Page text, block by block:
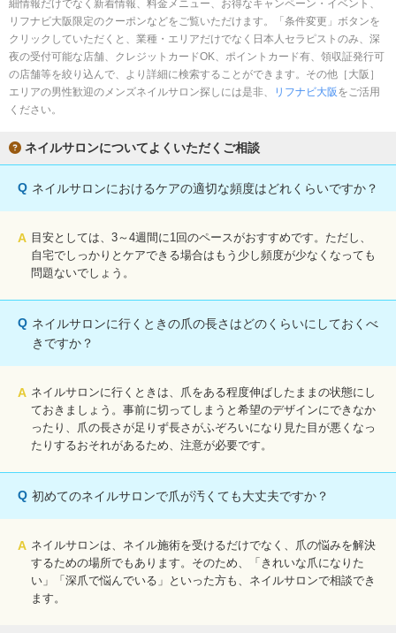
完全個室 半個室あり
ペアルームあり シャワー室完備
フットバスあり
駅から徒歩5分以内
閉じる
細情報だけでなく新着情報、料金メニュー、お得なキャンペーン・イベント、
リフナビ大阪限定のクーポンなどをご覧いただけます。「条件変更」ボタンを
クリックしていただくと、業種・エリアだけでなく日本人セラピストのみ、深
夜の受付可能な店舗、クレジットカードOK、ポイントカード有、領収証発行可
の店舗等を絞り込んで、より詳細に検索することができます。その他［大阪］
エリアの男性歓迎のメンズネイルサロン探しには是非、
リフナビ大阪 をご活用
ください。
ネイルサロンについてよくいただくご相談
Q ネイルサロンにおけるケアの適切な頻度はどれくらいですか？
A 目安としては、3～4週間に1回のペースがおすすめです。ただし、
自宅でしっかりとケアできる場合はもう少し頻度が少なくなっても
問題ないでしょう。
Q ネイルサロンに行くときの爪の長さはどのくらいにしておくべ
きですか？
A ネイルサロンに行くときは、爪をある程度伸ばしたままの状態にし
ておきましょう。事前に切ってしまうと希望のデザインにできなか
ったり、爪の長さが足りず長さがふぞろいになり見た目が悪くなっ
たりするおそれがあるため、注意が必要です。
Q 初めてのネイルサロンで爪が汚くても大丈夫ですか？
A ネイルサロンは、ネイル施術を受けるだけでなく、爪の悩みを解決
するための場所でもあります。そのため、「きれいな爪になりた
い」「深爪で悩んでいる」といった方も、ネイルサロンで相談でき
ます。